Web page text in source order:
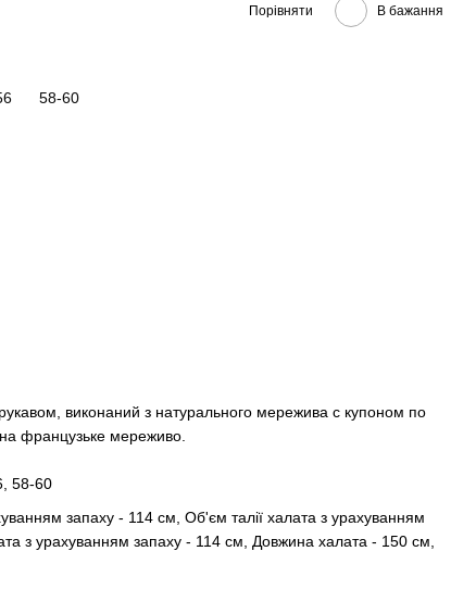
Порівняти В бажання
58-60
виконаний з натурального мережива с купоном по
французьке мереживо.
58-60
запаху - 114 см, Об'єм талії халата з урахуванням
з урахуванням запаху - 114 см, Довжина халата - 150 см,
см